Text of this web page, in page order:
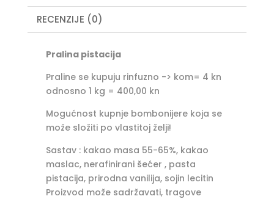
RECENZIJE (0)
Pralina pistacija
Praline se kupuju rinfuzno -> kom= 4 kn
odnosno 1 kg = 400,00 kn
Mogućnost kupnje bombonijere koja se
može složiti po vlastitoj želji!
Sastav : kakao masa 55-65%, kakao
maslac, nerafinirani šećer , pasta
pistacija, prirodna vanilija, sojin lecitin
Proizvod može sadržavati, tragove